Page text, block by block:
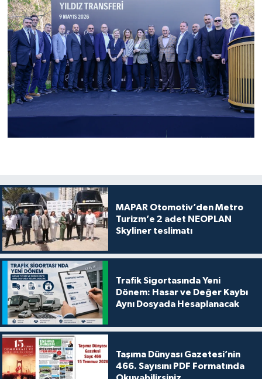
MAPAR Otomotiv’den Metro
Turizm’e 2 adet NEOPLAN
Skyliner teslimatı
Trafik Sigortasında Yeni
Dönem: Hasar ve Değer Kaybı
Aynı Dosyada Hesaplanacak
Taşıma Dünyası Gazetesi’nin
466. Sayısını PDF Formatında